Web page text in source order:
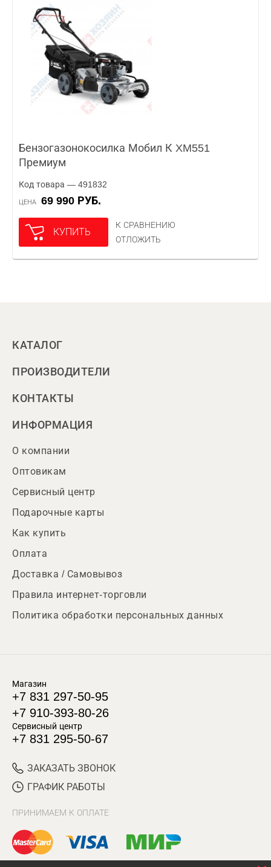
Бензогазонокосилка Мобил К XM551
Премиум
Код товара — 491832
ЦЕНА 69 990 РУБ.
КУПИТЬ
К СРАВНЕНИЮ
ОТЛОЖИТЬ
КАТАЛОГ
ПРОИЗВОДИТЕЛИ
КОНТАКТЫ
ИНФОРМАЦИЯ
О компании
Оптовикам
Сервисный центр
Подарочные карты
Как купить
Оплата
Доставка / Самовывоз
Правила интернет-торговли
Политика обработки персональных данных
Магазин
+7 831 297-50-95
+7 910-393-80-26
Сервисный центр
+7 831 295-50-67
ЗАКАЗАТЬ ЗВОНОК
ГРАФИК РАБОТЫ
ПРИНИМАЕМ К ОПЛАТЕ